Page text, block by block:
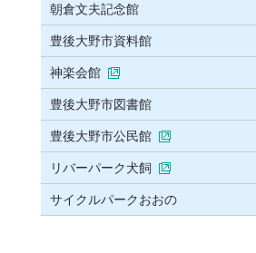
朝倉文夫記念館
豊後大野市資料館
神楽会館
豊後大野市図書館
豊後大野市公民館
リバーパーク犬飼
サイクルパークおおの